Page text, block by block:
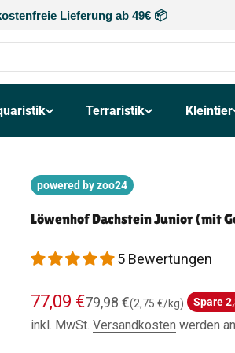
Lieferung ab 49€ 📦
Terraristik Kleintier
powered by zoo24
Löwenhof Dachstein Junior (mit
5 Bewertungen
Angebot
77,09 €Regulärer Preis
79,98 €(2,75 €/kg) Spare
inkl. MwSt. Versandkosten werden